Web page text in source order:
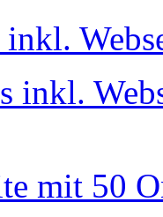
inkl.
mit 50